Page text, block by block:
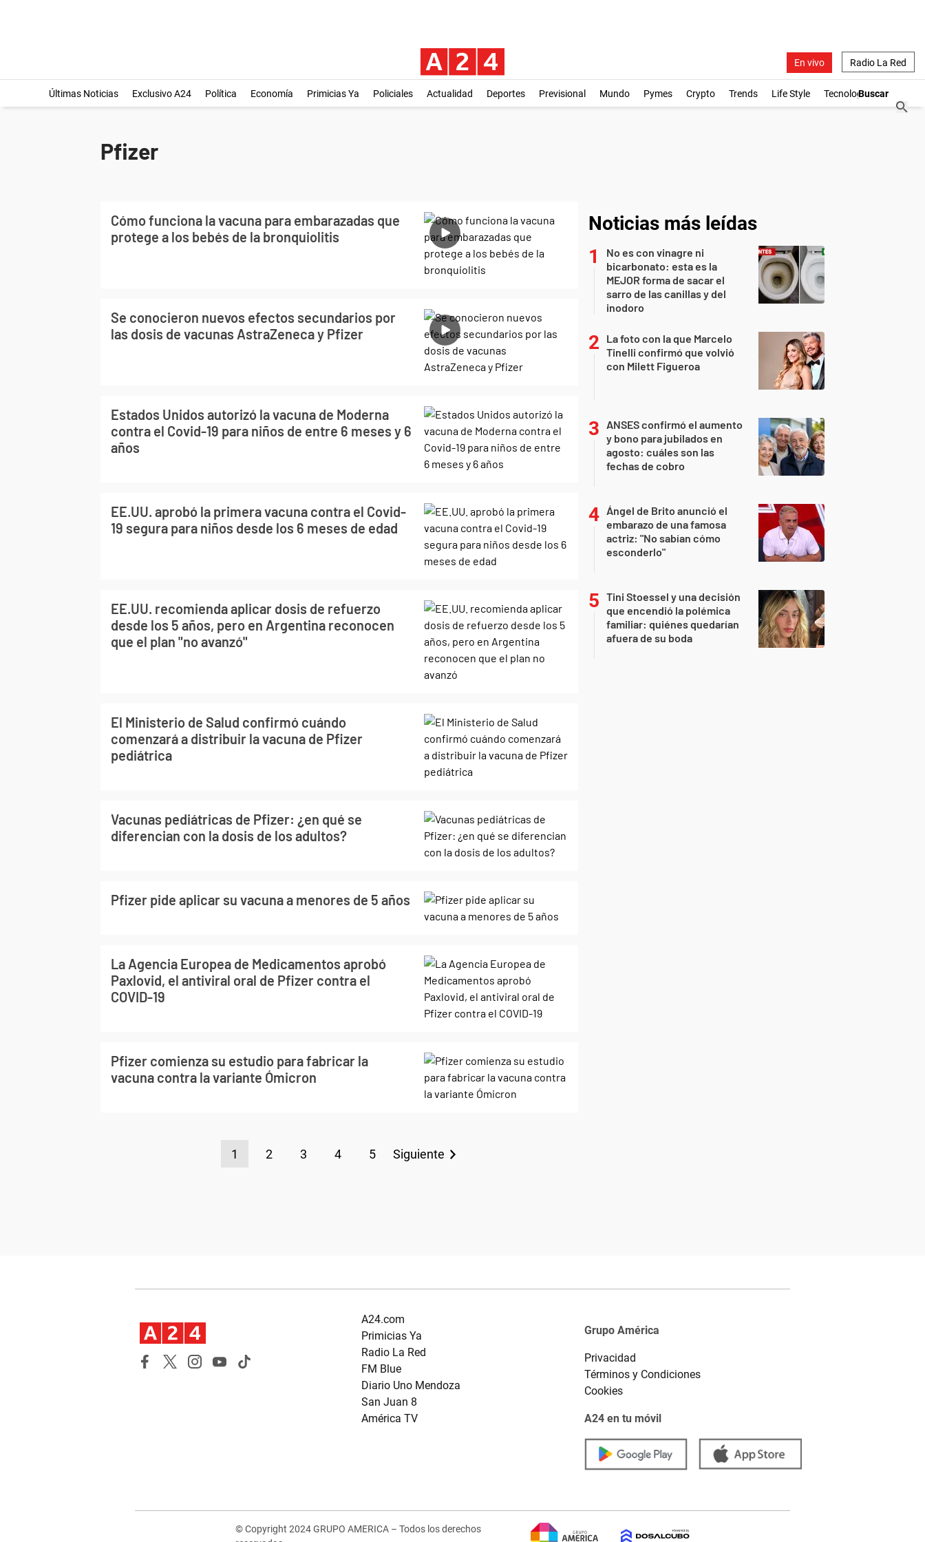
En vivo Radio La Red
Últimas Noticias Exclusivo A24 Política Economía Primicias Ya Policiales Actualidad Deportes Previsional Mundo Pymes Crypto Trends Life Style Tecnología
Pfizer
Cómo funciona la vacuna para embarazadas que
protege a los bebés de la bronquiolitis
Se conocieron nuevos efectos secundarios por
las dosis de vacunas AstraZeneca y Pfizer
Estados Unidos autorizó la vacuna de Moderna
contra el Covid-19 para niños de entre 6 meses y 6
años
EE.UU. aprobó la primera vacuna contra el Covid-
19 segura para niños desde los 6 meses de edad
EE.UU. recomienda aplicar dosis de refuerzo
desde los 5 años, pero en Argentina reconocen
que el plan "no avanzó"
El Ministerio de Salud confirmó cuándo
comenzará a distribuir la vacuna de Pfizer
pediátrica
Vacunas pediátricas de Pfizer: ¿en qué se
diferencian con la dosis de los adultos?
Pfizer pide aplicar su vacuna a menores de 5 años
La Agencia Europea de Medicamentos aprobó
Paxlovid, el antiviral oral de Pfizer contra el
COVID-19
Pfizer comienza su estudio para fabricar la
vacuna contra la variante Ómicron
1 2 3 4 5 Siguiente
Noticias más leídas
No es con vinagre ni
bicarbonato: esta es la
MEJOR forma de sacar el
sarro de las canillas y del
inodoro
La foto con la que Marcelo
Tinelli confirmó que volvió
con Milett Figueroa
ANSES confirmó el aumento
y bono para jubilados en
agosto: cuáles son las
fechas de cobro
Ángel de Brito anunció el
embarazo de una famosa
actriz: "No sabían cómo
esconderlo"
Tini Stoessel y una decisión
que encendió la polémica
familiar: quiénes quedarían
afuera de su boda
A24.com
Primicias Ya
Radio La Red
FM Blue
Diario Uno Mendoza
San Juan 8
América TV
Grupo América
Privacidad
Términos y Condiciones
Cookies
A24 en tu móvil
© Copyright 2024 GRUPO AMERICA – Todos los derechos